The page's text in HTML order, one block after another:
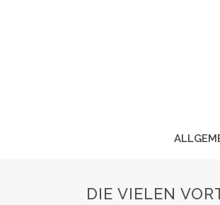
DIE VIELEN